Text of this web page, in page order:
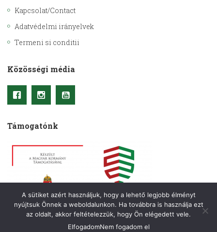
Kapcsolat/Contact
Adatvédelmi irányelvek
Termeni si conditii
Közösségi média
Támogatónk
A sütiket azért használjuk, hogy a lehető legjobb élményt
nyújtsuk Önnek a weboldalunkon. Ha továbbra is használja ezt
az oldalt, akkor feltételezzük, hogy Ön elégedett vele.
ElfogadomNem fogadom el